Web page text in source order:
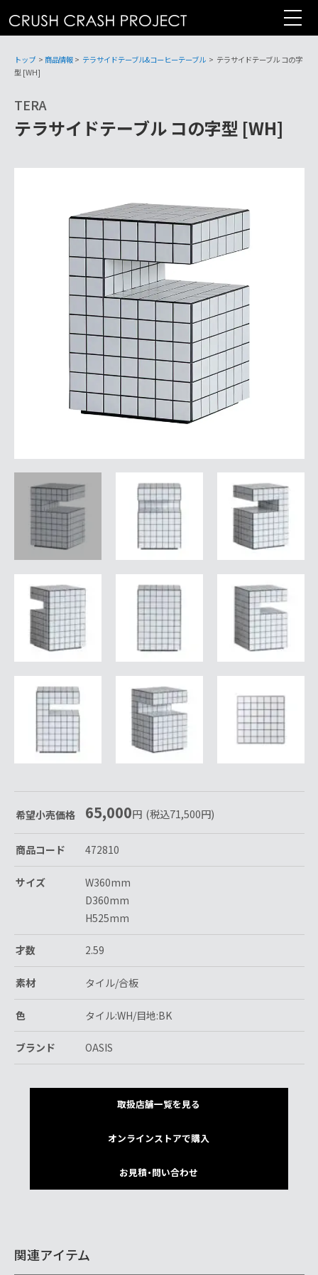
テ
トップ > 商品情報> テラサイドテーブル&コーヒーテーブル > テラサイドテーブル コの字
型 [WH]
TERA
テラサイドテーブル コの字型 [WH]
希望小売価格 65,000円 (税込71,500円)
商品コード 472810
サイズ
W360mm
D360mm
H525mm
才数 2.59
素材 タイル/合板
色 タイル:WH/目地:BK
ブランド OASIS
取扱店舗一覧を見る
オンラインストアで購入
お見積・問い合わせ
関連アイテム